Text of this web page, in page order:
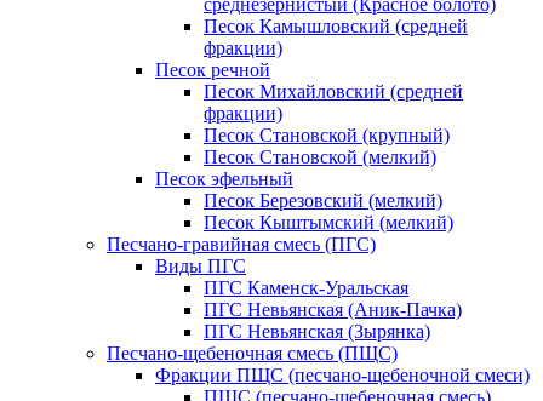
среднезернистый (Красное болото)
Песок Камышловский (средней
фракции)
Песок речной
Песок Михайловский (средней
фракции)
Песок Становской (крупный)
Песок Становской (мелкий)
Песок эфельный
Песок Березовский (мелкий)
Песок Кыштымский (мелкий)
Песчано-гравийная смесь (ПГС)
Виды ПГС
ПГС Каменск-Уральская
ПГС Невьянская (Аник-Пачка)
ПГС Невьянская (Зырянка)
Песчано-щебеночная смесь (ПЩС)
Фракции ПЩС (песчано-щебеночной смеси)
ПЩС (песчано-щебеночная смесь)